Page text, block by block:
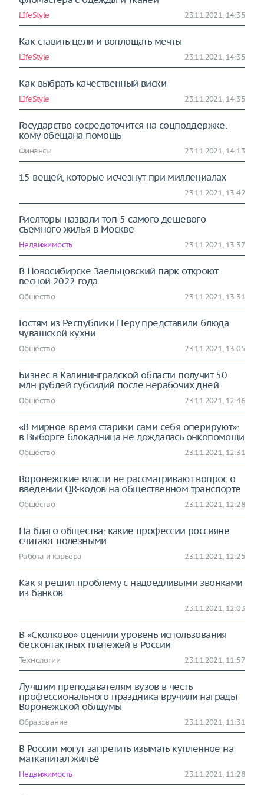
LIfeStyle 23.11.2021, 14:35
Как ставить цели и воплощать мечты
LIfeStyle 23.11.2021, 14:35
Как выбрать качественный виски
LIfeStyle 23.11.2021, 14:35
Государство сосредоточится на соцподдержке:
кому обещана помощь
Финансы 23.11.2021, 14:13
15 вещей, которые исчезнут при миллениалах
23.11.2021, 13:42
Риелторы назвали топ-5 самого дешевого
съемного жилья в Москве
Недвижимость 23.11.2021, 13:37
В Новосибирске Заельцовский парк откроют
весной 2022 года
Общество 23.11.2021, 13:31
Гостям из Республики Перу представили блюда
чувашской кухни
Общество 23.11.2021, 13:05
Бизнес в Калининградской области получит 50
млн рублей субсидий после нерабочих дней
Общество 23.11.2021, 12:46
«В мирное время старики сами себя оперируют»:
в Выборге блокадница не дождалась онкопомощи
Общество 23.11.2021, 12:31
Воронежские власти не рассматривают вопрос о
введении QR-кодов на общественном транспорте
Общество 23.11.2021, 12:28
На благо общества: какие профессии россияне
считают полезными
Работа и карьера 23.11.2021, 12:25
Как я решил проблему с надоедливыми звонками
из банков
23.11.2021, 12:03
В «Сколково» оценили уровень использования
бесконтактных платежей в России
Технологии 23.11.2021, 11:57
Лучшим преподавателям вузов в честь
профессионального праздника вручили награды
Воронежской облдумы
Образование 23.11.2021, 11:31
В России могут запретить изымать купленное на
маткапитал жильё
Недвижимость 23.11.2021, 11:28